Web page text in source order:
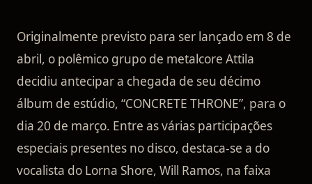
Originalmente previsto para ser lançado em 8 de
abril, o polêmico grupo de metalcore Attila
decidiu antecipar a chegada de seu décimo
álbum de estúdio, “CONCRETE THRONE”, para o
dia 20 de março. Entre as várias participações
especiais presentes no disco, destaca-se a do
vocalista do Lorna Shore, Will Ramos, na faixa